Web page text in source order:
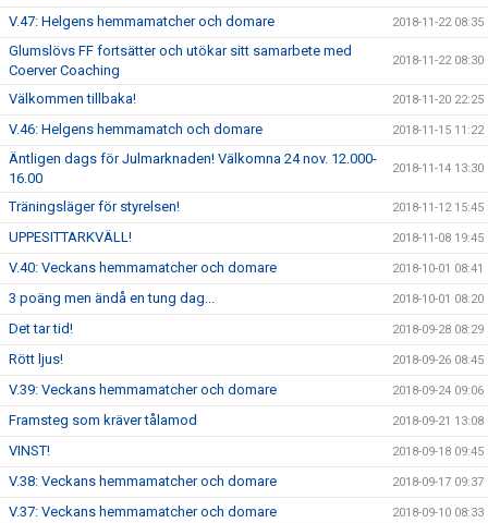
V.47: Helgens hemmamatcher och domare 2018-11-22 08:35
Glumslövs FF fortsätter och utökar sitt samarbete med
Coerver Coaching
2018-11-22 08:30
Välkommen tillbaka! 2018-11-20 22:25
V.46: Helgens hemmamatch och domare 2018-11-15 11:22
Äntligen dags för Julmarknaden! Välkomna 24 nov. 12.000-
16.00
2018-11-14 13:30
Träningsläger för styrelsen! 2018-11-12 15:45
UPPESITTARKVÄLL! 2018-11-08 19:45
V.40: Veckans hemmamatcher och domare 2018-10-01 08:41
3 poäng men ändå en tung dag... 2018-10-01 08:20
Det tar tid! 2018-09-28 08:29
Rött ljus! 2018-09-26 08:45
V.39: Veckans hemmamatcher och domare 2018-09-24 09:06
Framsteg som kräver tålamod 2018-09-21 13:08
VINST! 2018-09-18 09:45
V.38: Veckans hemmamatcher och domare 2018-09-17 09:37
V.37: Veckans hemmamatcher och domare 2018-09-10 08:33